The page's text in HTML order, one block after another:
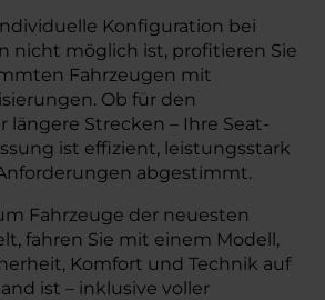
Konfiguration bei
nicht möglich ist, profitieren Sie
Fahrzeugen mit
Ob für den
längere Strecken – Ihre Seat-
ist effizient, leistungsstark
abgestimmt.
Fahrzeuge der neuesten
fahren Sie mit einem Modell,
Komfort und Technik auf
ist – inklusive voller